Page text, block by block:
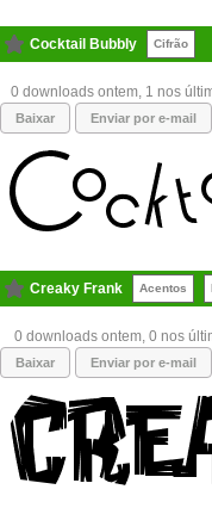
Cocktail Bubbly Cifrão
0 downloads ontem, 1 nos
Baixar Enviar por e-mail
Creaky Frank Acentos
0 downloads ontem, 0 nos
Baixar Enviar por e-mail